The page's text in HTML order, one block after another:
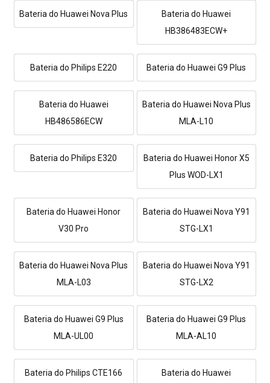
Bateria do Huawei Nova Plus
Bateria do Huawei
HB386483ECW+
Bateria do Philips E220 Bateria do Huawei G9 Plus
Bateria do Huawei
HB486586ECW
Bateria do Huawei Nova Plus
MLA-L10
Bateria do Philips E320
Bateria do Huawei Honor X5
Plus WOD-LX1
Bateria do Huawei Honor
V30 Pro
Bateria do Huawei Nova Y91
STG-LX1
Bateria do Huawei Nova Plus
MLA-L03
Bateria do Huawei Nova Y91
STG-LX2
Bateria do Huawei G9 Plus
MLA-UL00
Bateria do Huawei G9 Plus
MLA-AL10
Bateria do Philips CTE166
Bateria do Huawei